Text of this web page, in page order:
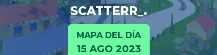
SCATTERR_.
MAPA DEL DÍA
15 AGO 2023